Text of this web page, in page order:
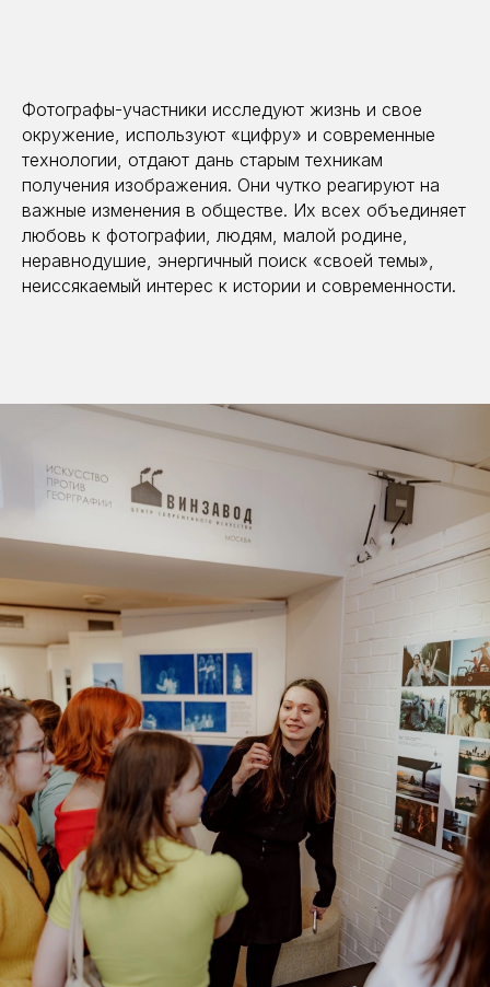
Фотографы-участники исследуют жизнь и свое
окружение, используют «цифру» и современные
технологии, отдают дань старым техникам
получения изображения. Они чутко реагируют на
важные изменения в обществе. Их всех объединяет
любовь к фотографии, людям, малой родине,
неравнодушие, энергичный поиск «своей темы»,
неиссякаемый интерес к истории и современности.